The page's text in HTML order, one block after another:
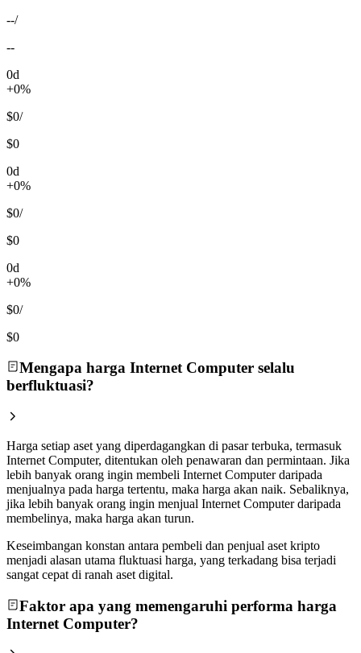
--/
--
0d
+0%
$0/
$0
0d
+0%
$0/
$0
0d
+0%
$0/
$0
Mengapa harga Internet Computer selalu
berfluktuasi?
Harga setiap aset yang diperdagangkan di pasar terbuka, termasuk
Internet Computer, ditentukan oleh penawaran dan permintaan. Jika
lebih banyak orang ingin membeli Internet Computer daripada
menjualnya pada harga tertentu, maka harga akan naik. Sebaliknya,
jika lebih banyak orang ingin menjual Internet Computer daripada
membelinya, maka harga akan turun.
Keseimbangan konstan antara pembeli dan penjual aset kripto
menjadi alasan utama fluktuasi harga, yang terkadang bisa terjadi
sangat cepat di ranah aset digital.
Faktor apa yang memengaruhi performa harga
Internet Computer?